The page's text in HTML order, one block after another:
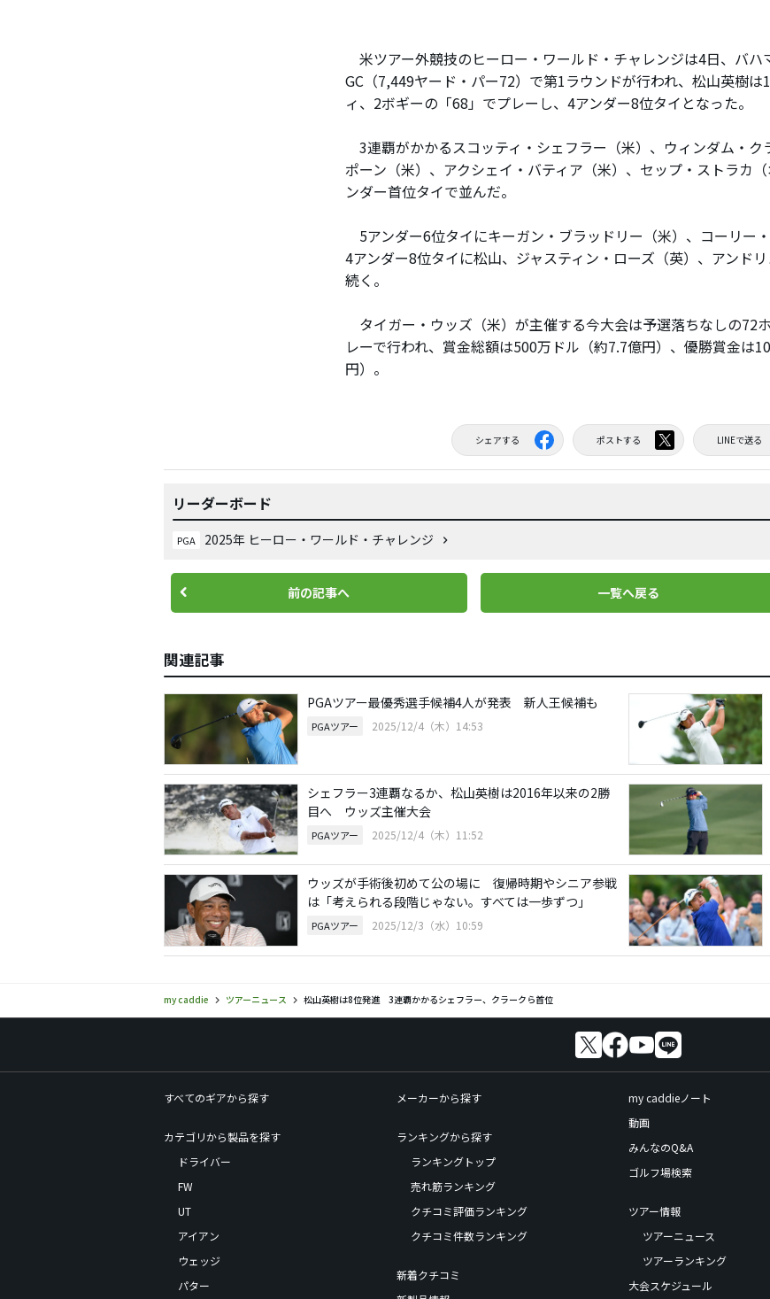
米ツアー外競技のヒーロー・ワールド・チャレンジは4日、バハ
GC（7,449ヤード・パー72）で第1ラウンドが行われ、松山英樹
ィ、2ボギーの「68」でプレーし、4アンダー8位タイとなった。
3連覇がかかるスコッティ・シェフラー（米）、ウィンダム・ク
ポーン（米）、アクシェイ・バティア（米）、セップ・ストラカ
ンダー首位タイで並んだ。
5アンダー6位タイにキーガン・ブラッドリー（米）、コーリー・
4アンダー8位タイに松山、ジャスティン・ローズ（英）、アンド
続く。
タイガー・ウッズ（米）が主催する今大会は予選落ちなしの72
レーで行われ、賞金総額は500万ドル（約7.7億円）、優勝賞金は
円）。
シェアする ポストする LINEで送る
リーダーボード
PGA 2025年 ヒーロー・ワールド・チャレンジ
前の記事へ 一覧へ戻る
関連記事
PGAツアー最優秀選手候補4人が発表 新人王候補も
PGAツアー 2025/12/4（木）14:53
シェフラー3連覇なるか、松山英樹は2016年以来の2勝
目へ ウッズ主催大会
PGAツアー 2025/12/4（木）11:52
ウッズが手術後初めて公の場に 復帰時期やシニア参戦
は「考えられる段階じゃない。すべては一歩ずつ」
PGAツアー 2025/12/3（水）10:59
my caddie ツアーニュース 松山英樹は8位発進 3連覇かかるシェフラー、クラークら首位
すべてのギアから探す
カテゴリから製品を探す
ドライバー
FW
UT
アイアン
ウェッジ
パター
メーカーから探す
ランキングから探す
ランキングトップ
売れ筋ランキング
クチコミ評価ランキング
クチコミ件数ランキング
新着クチコミ
my caddieノート
動画
みんなのQ&A
ゴルフ場検索
ツアー情報
ツアーニュース
ツアーランキング
大会スケジュール